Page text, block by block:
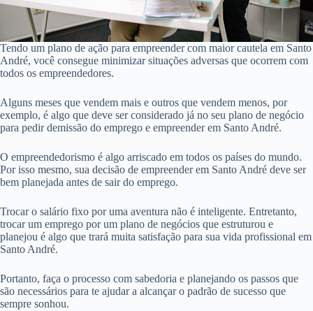
Tendo um plano de ação para empreender com maior cautela em Santo
André, você consegue minimizar situações adversas que ocorrem com
todos os empreendedores.
Alguns meses que vendem mais e outros que vendem menos, por
exemplo, é algo que deve ser considerado já no seu plano de negócio
para pedir demissão do emprego e empreender em Santo André.
O empreendedorismo é algo arriscado em todos os países do mundo.
Por isso mesmo, sua decisão de empreender em Santo André deve ser
bem planejada antes de sair do emprego.
Trocar o salário fixo por uma aventura não é inteligente. Entretanto,
trocar um emprego por um plano de negócios que estruturou e
planejou é algo que trará muita satisfação para sua vida profissional em
Santo André.
Portanto, faça o processo com sabedoria e planejando os passos que
são necessários para te ajudar a alcançar o padrão de sucesso que
sempre sonhou.